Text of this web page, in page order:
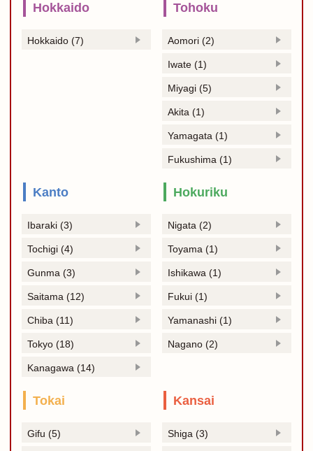
Hokkaido
Hokkaido (7)
Tohoku
Aomori (2)
Iwate (1)
Miyagi (5)
Akita (1)
Yamagata (1)
Fukushima (1)
Kanto
Ibaraki (3)
Tochigi (4)
Gunma (3)
Saitama (12)
Chiba (11)
Tokyo (18)
Kanagawa (14)
Hokuriku
Nigata (2)
Toyama (1)
Ishikawa (1)
Fukui (1)
Yamanashi (1)
Nagano (2)
Tokai
Gifu (5)
Kansai
Shiga (3)